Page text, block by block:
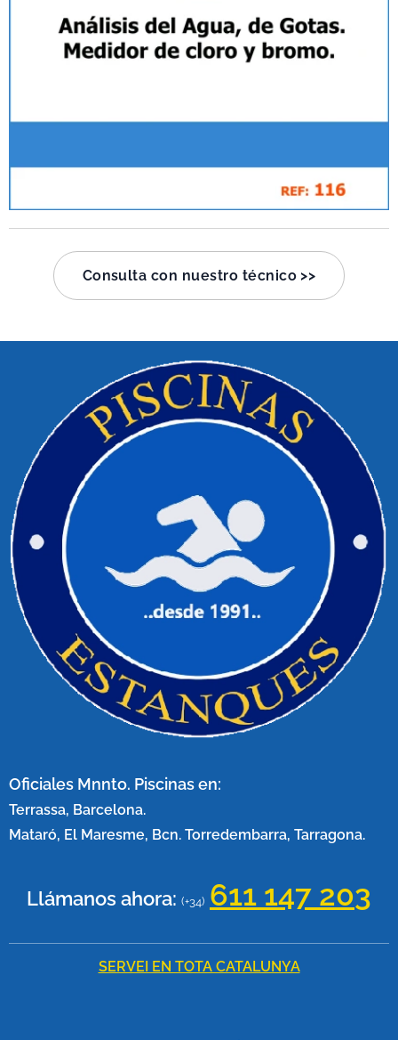
Consulta con nuestro técnico >>
Oficiales Mnnto. Piscinas en:
Terrassa, Barcelona.
Mataró, El Maresme, Bcn. Torredembarra, Tarragona.
Llámanos ahora: (+34) 611 147 203
SERVEI EN TOTA CATALUNYA